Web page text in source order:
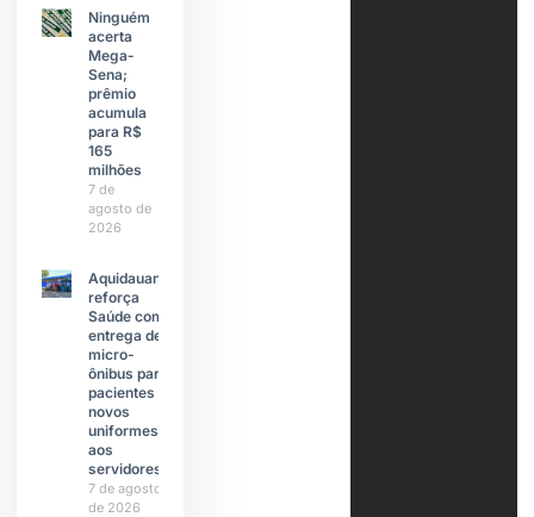
Ninguém
acerta
Mega-
Sena;
prêmio
acumula
para R$
165
milhões
7 de
agosto de
2026
Aquidauana
reforça
Saúde com
entrega de
micro-
ônibus para
pacientes e
novos
uniformes
aos
servidores
7 de agosto
de 2026